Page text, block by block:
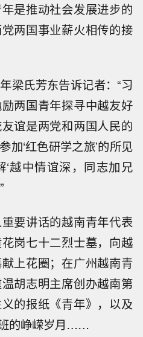
是推动社会发展进步的
两国事业薪火相传的接
梁氏芳东告诉记者：“习
两国青年探寻中越友好
谊是两党和两国人民的
加‘红色研学之旅’的所见
越中情谊深，同志加兄
要讲话的越南青年代表
岗七十二烈士墓，向越
上花圈；在广州越南青
胡志明主席创办越南第
的报纸《青年》，以及
的峥嵘岁月……